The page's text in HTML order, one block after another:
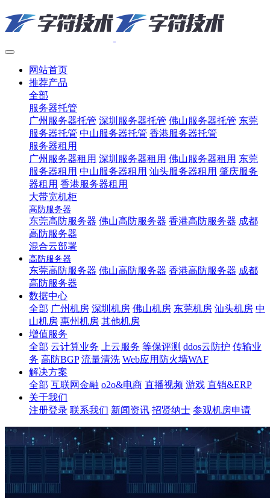
网站首页
推荐产品
全部
服务器托管
广州服务器托管 深圳服务器托管 佛山服务器托管 东莞
服务器托管 中山服务器托管 香港服务器托管
服务器租用
广州服务器租用 深圳服务器租用 佛山服务器租用 东莞
服务器租用 中山服务器租用 汕头服务器租用 肇庆服务
器租用 香港服务器租用
大带宽机柜
高防服务器
东莞高防服务器 佛山高防服务器 香港高防服务器 成都
高防服务器
混合云部署
高防服务器
东莞高防服务器 佛山高防服务器 香港高防服务器 成都
高防服务器
数据中心
全部 广州机房 深圳机房 佛山机房 东莞机房 汕头机房 中
山机房 惠州机房 其他机房
增值服务
全部 云计算业务 上云服务 等保评测 ddos云防护 传输业
务 高防BGP 流量清洗 Web应用防火墙WAF
解决方案
全部 互联网金融 o2o&电商 直播视频 游戏 直销&ERP
关于我们
注册登录 联系我们 新闻资讯 招贤纳士 参观机房申请